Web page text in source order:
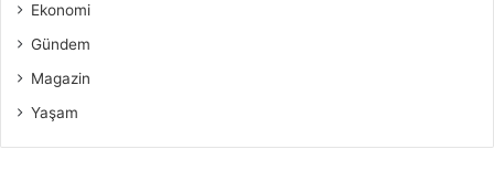
Ekonomi
Gündem
Magazin
Yaşam